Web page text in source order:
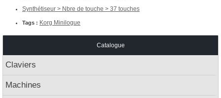
Synthétiseur > Nbre de touche > 37 touches
Tags : Korg Minilogue
Catalogue
Claviers
Machines